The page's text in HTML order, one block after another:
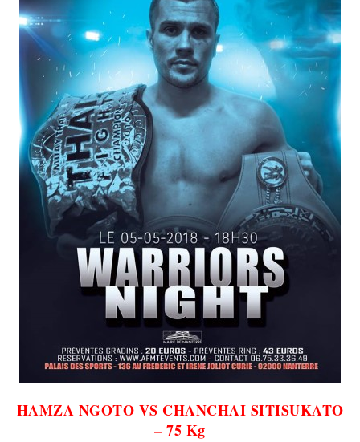
HAMZA NGOTO VS CHANCHAI SITISUKATO
– 75 Kg